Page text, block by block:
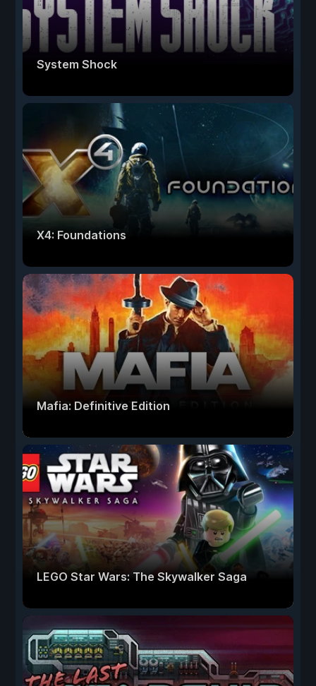
System Shock
X4: Foundations
Mafia: Definitive Edition
LEGO Star Wars: The Skywalker Saga